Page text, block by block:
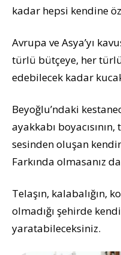
kadar hepsi kendine
Avrupa ve Asya’yı
türlü bütçeye, her
edebilecek kadar
Beyoğlu’ndaki
ayakkabı
sesinden oluşan
Farkında olmasanız
Telaşın, kalabalığın,
olmadığı şehirde
yaratabileceksiniz.